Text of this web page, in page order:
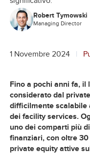
Robert Tymowski
Managing Director
1 Novembre 2024
Fino a pochi anni fa,
considerato dal
difficilmente scalabile
dei facility services.
uno dei comparti più
finanziari, con oltre
private equity attive